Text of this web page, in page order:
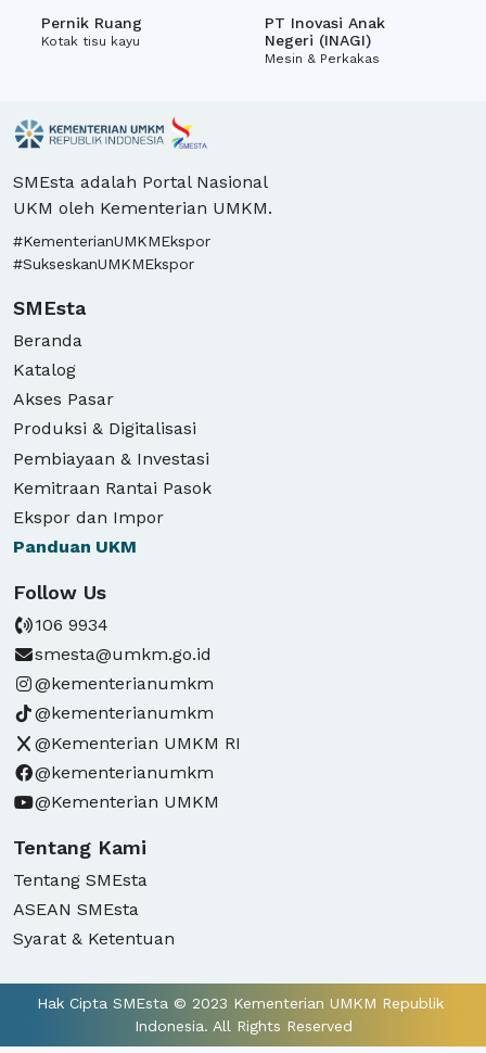
Pernik Ruang
Kotak tisu kayu
PT Inovasi Anak
Negeri (INAGI)
Mesin & Perkakas
SMEsta adalah Portal Nasional
UKM oleh Kementerian UMKM.
#KementerianUMKMEkspor
#SukseskanUMKMEkspor
SMEsta
Beranda
Katalog
Akses Pasar
Produksi & Digitalisasi
Pembiayaan & Investasi
Kemitraan Rantai Pasok
Ekspor dan Impor
Panduan UKM
Follow Us
106 9934
smesta@umkm.go.id
@kementerianumkm
@kementerianumkm
@Kementerian UMKM RI
@kementerianumkm
@Kementerian UMKM
Tentang Kami
Tentang SMEsta
ASEAN SMEsta
Syarat & Ketentuan
Hak Cipta SMEsta © 2023 Kementerian UMKM Republik
Indonesia. All Rights Reserved